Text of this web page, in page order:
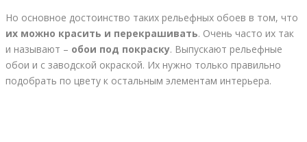
Но основное достоинство таких рельефных обоев в том, что
их можно красить и перекрашивать. Очень часто их так
и называют – обои под покраску. Выпускают рельефные
обои и с заводской окраской. Их нужно только правильно
подобрать по цвету к остальным элементам интерьера.